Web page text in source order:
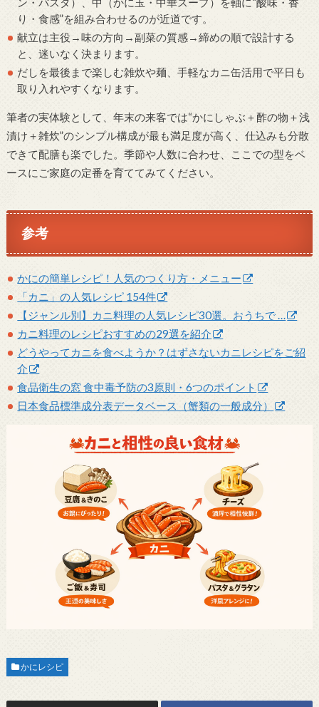
り・食感”を組み合わせるのが近道です。
献立は主役→味の方向→副菜の質感→締めの順で設計する
と、迷いなく決まります。
だしを最後まで楽しむ雑炊や麺、手軽なカニ缶活用で平日も
取り入れやすくなります。
筆者の実体験として、年末の来客では“かにしゃぶ＋酢の物＋浅
漬け＋雑炊”のシンプル構成が最も満足度が高く、仕込みも分散
できて配膳も楽でした。季節や人数に合わせ、ここでの型をベ
ースにご家庭の定番を育ててみてください。
参考
かにの簡単レシピ！人気のつくり方・メニュー
「カニ」の人気レシピ 154件
【ジャンル別】カニ料理の人気レシピ30選。おうちで …
カニ料理のレシピおすすめの29選を紹介
どうやってカニを食べようか？はずさないカニレシピをご紹
介
食品衛生の窓 食中毒予防の3原則・6つのポイント
日本食品標準成分表データベース（蟹類の一般成分）
かにレシピ